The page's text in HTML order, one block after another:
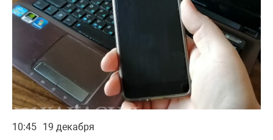
10:45 19 декабря